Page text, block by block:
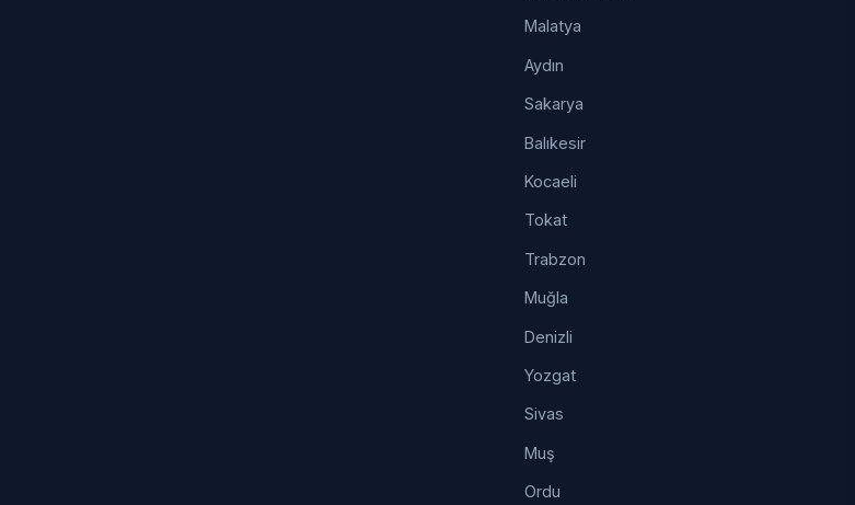
Malatya
Aydın
Sakarya
Balıkesir
Kocaeli
Tokat
Trabzon
Muğla
Denizli
Yozgat
Sivas
Muş
Ordu